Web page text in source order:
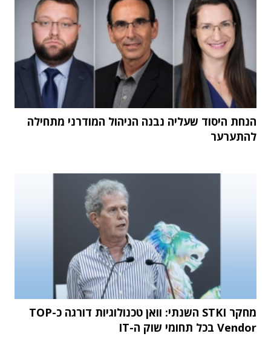
הנחת היסוד שעליה נבנה הניהול המודרני מתחילה
להתערער
מחקר STKI השנתי: וואן טכנולוגיות דורגה כ-TOP
Vendor בכל תחומי שוק ה-IT